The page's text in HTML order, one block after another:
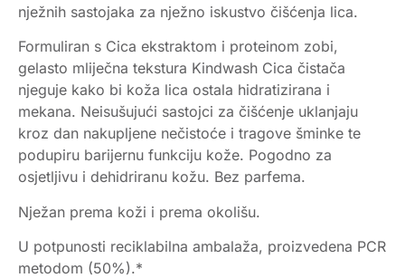
nježnih sastojaka za nježno iskustvo čišćenja lica.
Formuliran s Cica ekstraktom i proteinom zobi,
gelasto mliječna tekstura Kindwash Cica čistača
njeguje kako bi koža lica ostala hidratizirana i
mekana. Neisušujući sastojci za čišćenje uklanjaju
kroz dan nakupljene nečistoće i tragove šminke te
podupiru barijernu funkciju kože. Pogodno za
osjetljivu i dehidriranu kožu. Bez parfema.
Nježan prema koži i prema okolišu.
U potpunosti reciklabilna ambalaža, proizvedena PCR
metodom (50%).*